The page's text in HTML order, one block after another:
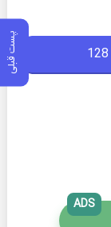
پست قبلی
ADS